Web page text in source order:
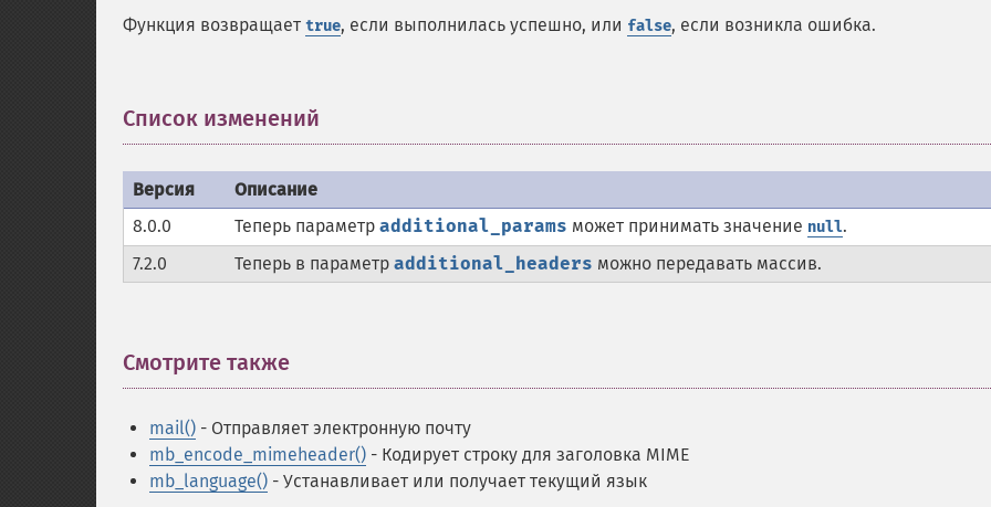
Функция возвращает true, если выполнилась успешно, или false, если возникла ошибка.
Список изменений
Версия
Описание
8.0.0
Теперь параметр additional_params может принимать значение null.
7.2.0
Теперь в параметр additional_headers можно передавать массив.
Смотрите также
mail() - Отправляет электронную почту
mb_encode_mimeheader() - Кодирует строку для заголовка MIME
mb_language() - Устанавливает или получает текущий язык